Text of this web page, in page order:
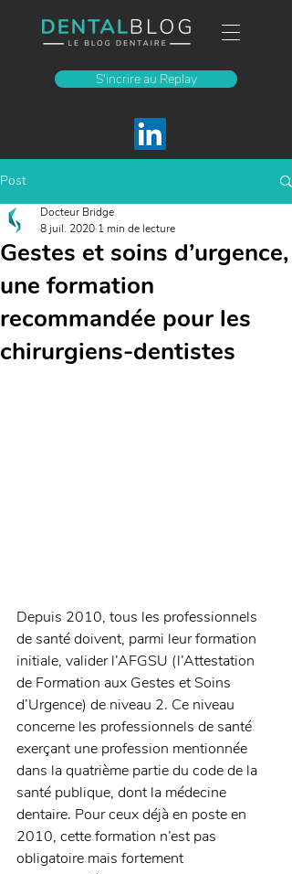
S'incrire au Replay
Post
Gestes et soins d’urgence,
une formation
recommandée pour les
chirurgiens-dentistes
Docteur Bridge
8 juil. 2020 1 min de lecture
Depuis 2010, tous les professionnels
de santé doivent, parmi leur formation
initiale, valider l’AFGSU (l’Attestation
de Formation aux Gestes et Soins
d’Urgence) de niveau 2. Ce niveau
concerne les professionnels de santé
exerçant une profession mentionnée
dans la quatrième partie du code de la
santé publique, dont la médecine
dentaire. Pour ceux déjà en poste en
2010, cette formation n’est pas
obligatoire mais fortement